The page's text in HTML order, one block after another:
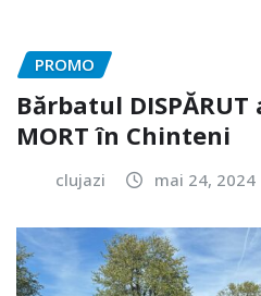
PROMO
Bărbatul
MORT în Chinteni
clujazi mai 24, 2024